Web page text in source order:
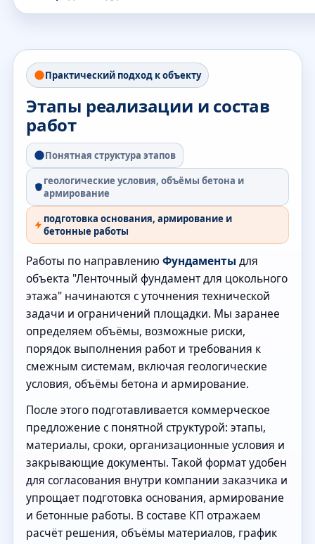
Практический подход к объекту
Этапы реализации и состав
работ
Понятная структура этапов
геологические условия, объёмы бетона и
армирование
подготовка основания, армирование и
бетонные работы
Работы по направлению Фундаменты для
объекта "Ленточный фундамент для цокольного
этажа" начинаются с уточнения технической
задачи и ограничений площадки. Мы заранее
определяем объёмы, возможные риски,
порядок выполнения работ и требования к
смежным системам, включая геологические
условия, объёмы бетона и армирование.
После этого подготавливается коммерческое
предложение с понятной структурой: этапы,
материалы, сроки, организационные условия и
закрывающие документы. Такой формат удобен
для согласования внутри компании заказчика и
упрощает подготовка основания, армирование
и бетонные работы. В составе КП отражаем
расчёт решения, объёмы материалов, график